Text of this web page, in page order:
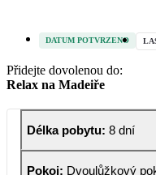
DATUM POTVRZENO
Přidejte dovolenou do:
Relax na Madeiře
Délka pobytu: 8 dní
Pokoj: Dvoulůžkový